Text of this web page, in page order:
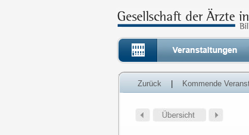
Zurück Kommende